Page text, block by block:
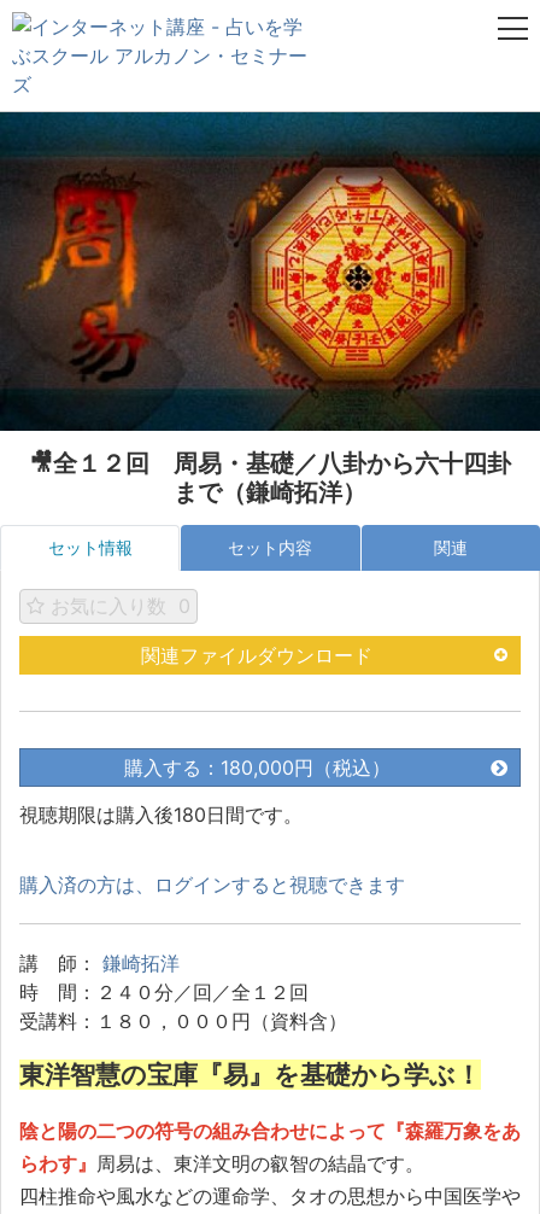
🎥全１２回 周易・基礎／八卦から六十四卦
まで（鎌崎拓洋）
セット情報 セット内容 関連
お気に入り数 0
関連ファイルダウンロード
購入する：180,000円（税込）
視聴期限は購入後180日間です。
購入済の方は、ログインすると視聴できます
講 師： 鎌崎拓洋
時 間：２４０分／回／全１２回
受講料：１８０，０００円（資料含）
東洋智慧の宝庫『易』を基礎から学ぶ！
陰と陽の二つの符号の組み合わせによって『森羅万象をあ
らわす』 周易は、東洋文明の叡智の結晶です。
四柱推命や風水などの運命学、タオの思想から中国医学や